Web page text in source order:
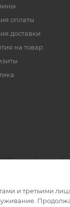
оплаты
доставки
на товар
и третьими